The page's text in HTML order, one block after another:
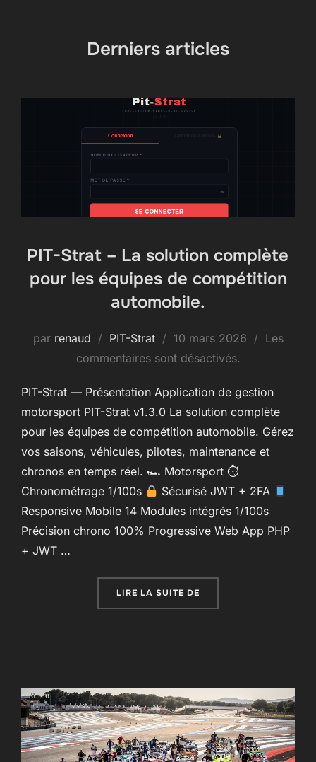
Derniers articles
PIT-Strat – La solution complète
pour les équipes de compétition
automobile.
par renaud PIT-Strat
Publié
le
10 mars 2026
Les
commentaires sont désactivés.
PIT-Strat — Présentation Application de gestion
motorsport PIT-Strat v1.3.0 La solution complète
pour les équipes de compétition automobile. Gérez
vos saisons, véhicules, pilotes, maintenance et
chronos en temps réel. 🏎 Motorsport ⏱
Chronométrage 1/100s
Sécurisé JWT + 2FA
Responsive Mobile 14 Modules intégrés 1/100s
Précision chrono 100% Progressive Web App PHP
+ JWT …
LIRE LA SUITE DE